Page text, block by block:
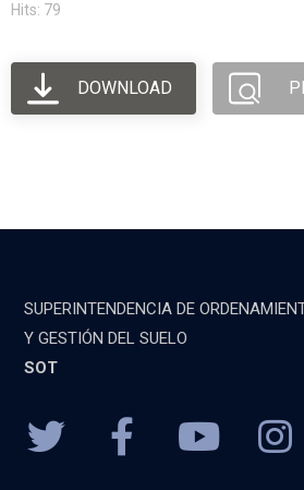
Hits: 79
DOWNLOAD
SUPERINTENDENCIA DE
Y GESTIÓN DEL SUELO
SOT